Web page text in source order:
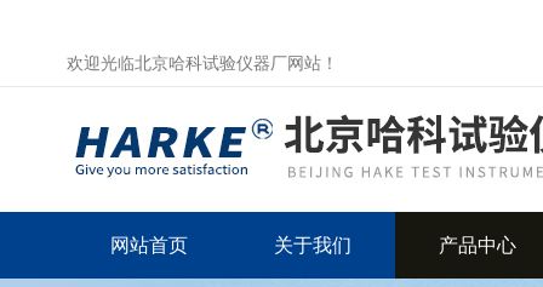
欢迎光临北京哈科试验仪器厂网站！
网站首页 关于我们 产品中心